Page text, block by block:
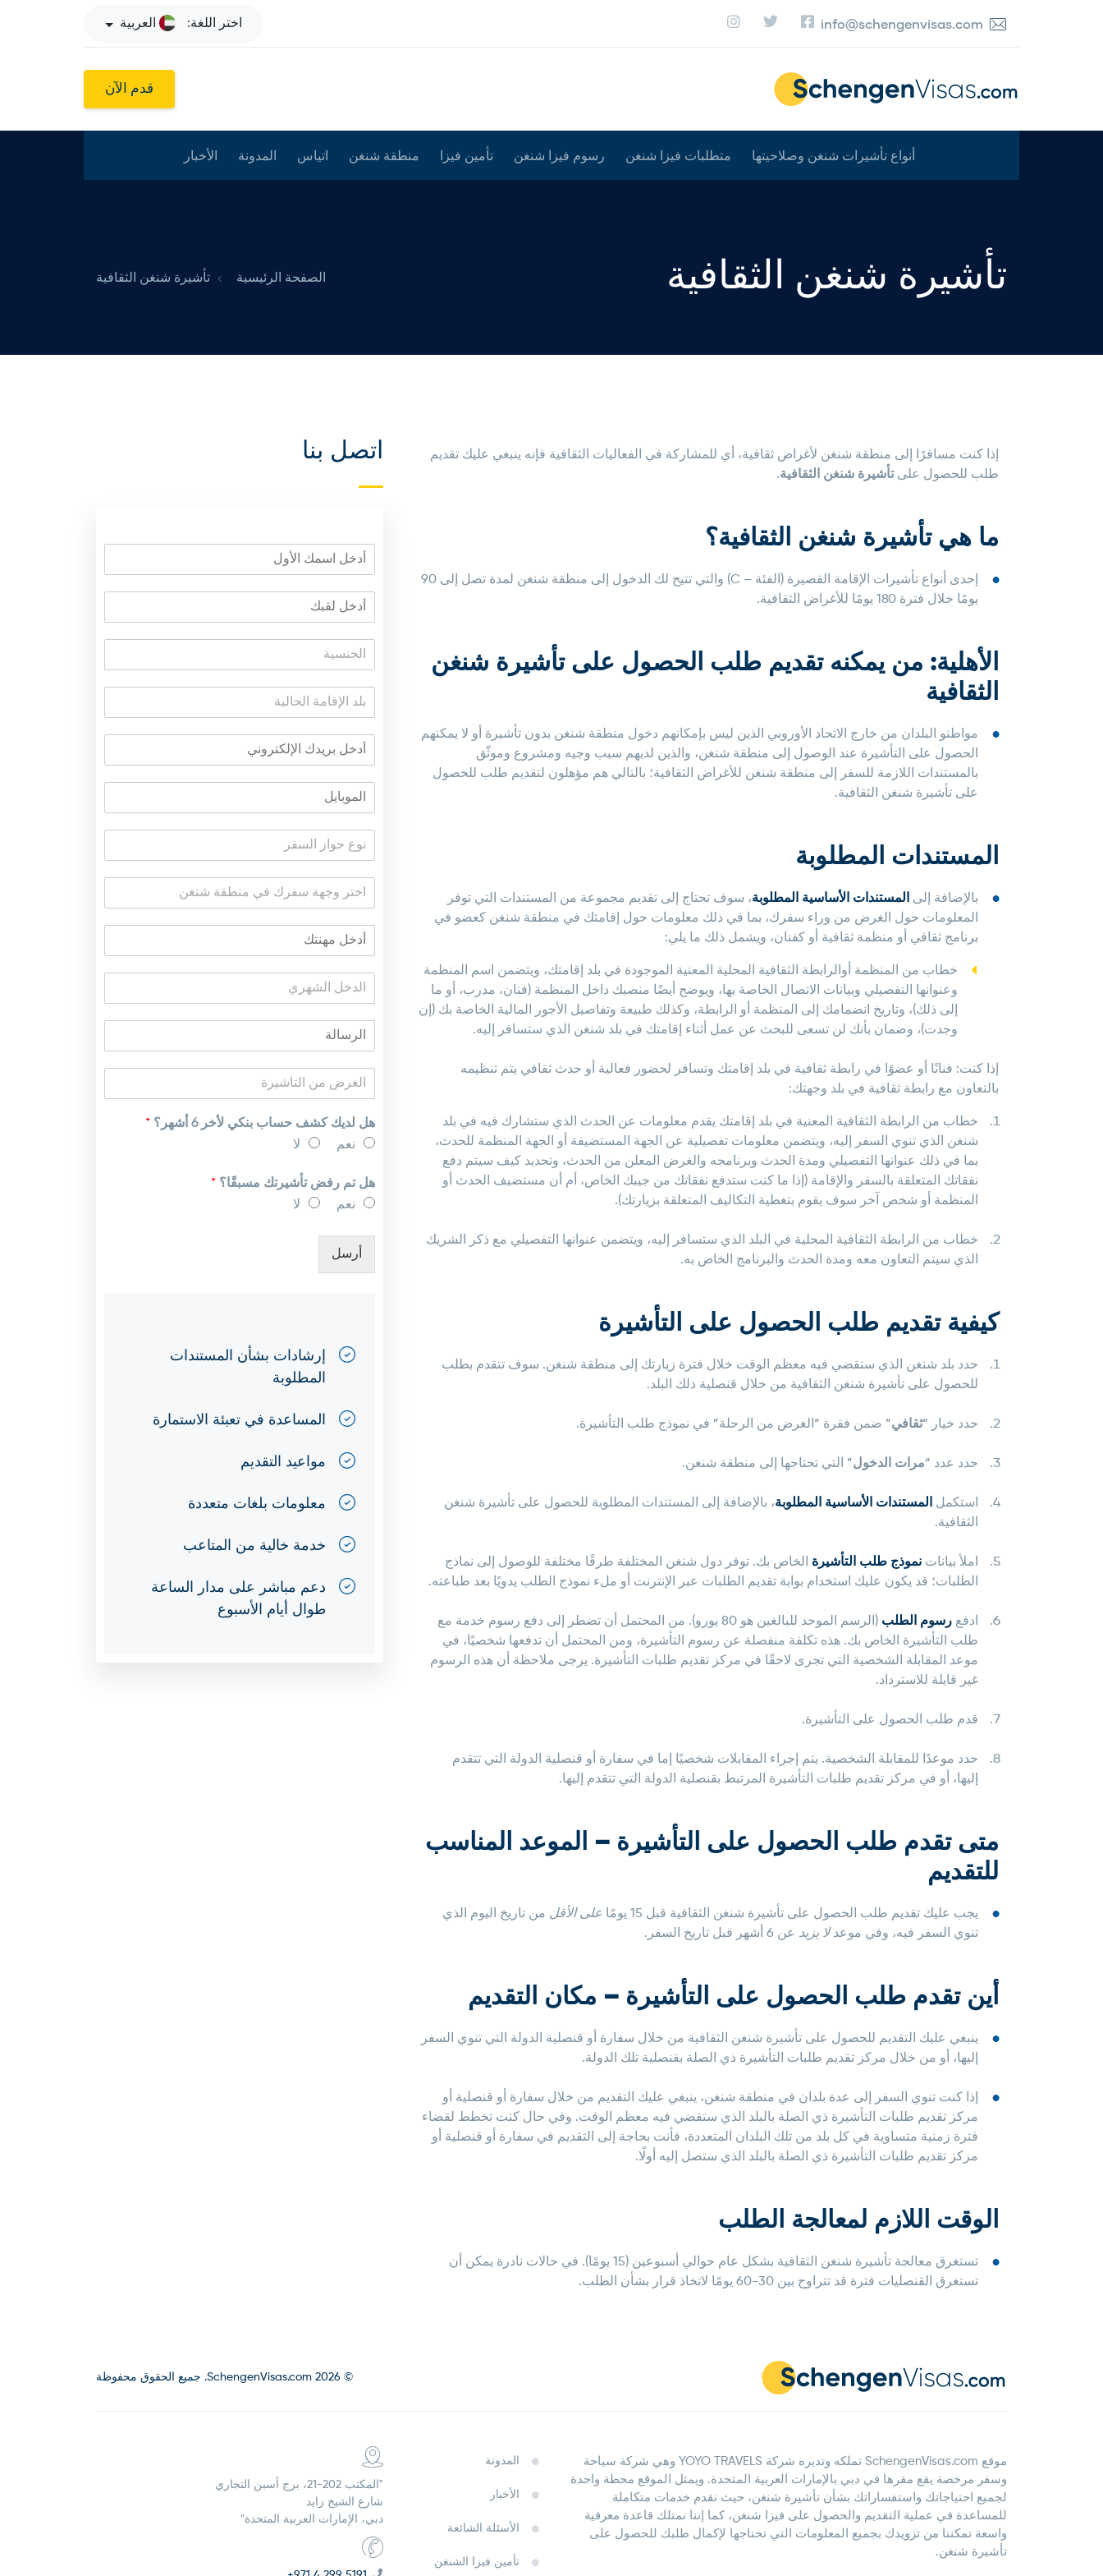
info@schengenvisas.com اختر اللغة: العربية
قدم الآن
أنواع تأشيرات شنغن وصلاحيتها متطلبات فيزا شنغن رسوم فيزا شنغن تأمين فيزا منطقة شنغن اتياس المدونة الأخبار
تأشيرة شنغن الثقافية الصفحة الرئيسية تأشيرة شنغن الثقافية
إذا كنت مسافرًا إلى منطقة شنغن لأغراض ثقافية، أي للمشاركة في الفعاليات الثقافية فإنه ينبغي عليك تقديم
طلب للحصول علىتأشيرة شنغن الثقافية.
ما هي تأشيرة شنغن الثقافية؟
إحدى أنواع تأشيرات الإقامة القصيرة (الفئة – C) والتي تتيح لك الدخول إلى منطقة شنغن لمدة تصل إلى 90
يومًا خلال فترة 180 يومًا للأغراض الثقافية.
الأهلية: من يمكنه تقديم طلب الحصول على تأشيرة شنغن
الثقافية
مواطنو البلدان من خارج الاتحاد الأوروبي الذين ليس بإمكانهم دخول منطقة شنغن بدون تأشيرة أو لا يمكنهم
الحصول على التأشيرة عند الوصول إلى منطقة شنغن، والذين لديهم سبب وجيه ومشروع وموثّق
بالمستندات اللازمة للسفر إلى منطقة شنغن للأغراض الثقافية؛ بالتالي هم مؤهلون لتقديم طلب للحصول
على تأشيرة شنغن الثقافية.
المستندات المطلوبة
بالإضافة إلى المستندات الأساسية المطلوبة، سوف تحتاج إلى تقديم مجموعة من المستندات التي توفر
المعلومات حول الغرض من وراء سفرك، بما في ذلك معلومات حول إقامتك في منطقة شنغن كعضو في
برنامج ثقافي أو منظمة ثقافية أو كفنان، ويشمل ذلك ما يلي:
خطاب من المنظمة أوالرابطة الثقافية المحلية المعنية الموجودة في بلد إقامتك، ويتضمن اسم المنظمة
وعنوانها التفصيلي وبيانات الاتصال الخاصة بها، ويوضح أيضًا منصبك داخل المنظمة (فنان، مدرب، أو ما
إلى ذلك)، وتاريخ انضمامك إلى المنظمة أو الرابطة، وكذلك طبيعة وتفاصيل الأجور المالية الخاصة بك (إن
وجدت)، وضمان بأنك لن تسعى للبحث عن عمل أثناء إقامتك في بلد شنغن الذي ستسافر إليه.
إذا كنت: فنانًا أو عضوًا في رابطة ثقافية في بلد إقامتك وتسافر لحضور فعالية أو حدث ثقافي يتم تنظيمه
بالتعاون مع رابطة ثقافية في بلد وجهتك:
خطاب من الرابطة الثقافية المعنية في بلد إقامتك يقدم معلومات عن الحدث الذي ستشارك فيه في بلد
شنغن الذي تنوي السفر إليه، ويتضمن معلومات تفصيلية عن الجهة المستضيفة أو الجهة المنظمة للحدث،
بما في ذلك عنوانها التفصيلي ومدة الحدث وبرنامجه والغرض المعلن من الحدث، وتحديد كيف سيتم دفع
نفقاتك المتعلقة بالسفر والإقامة (إذا ما كنت ستدفع نفقاتك من جيبك الخاص، أم أن مستضيف الحدث أو
المنظمة أو شخص آخر سوف يقوم بتغطية التكاليف المتعلقة بزيارتك).
خطاب من الرابطة الثقافية المحلية في البلد الذي ستسافر إليه، ويتضمن عنوانها التفصيلي مع ذكر الشريك
الذي سيتم التعاون معه ومدة الحدث والبرنامج الخاص به.
كيفية تقديم طلب الحصول على التأشيرة
حدد بلد شنغن الذي ستقضي فيه معظم الوقت خلال فترة زيارتك إلى منطقة شنغن. سوف تتقدم بطلب
للحصول على تأشيرة شنغن الثقافية من خلال قنصلية ذلك البلد.
حدد خيار “ثقافي” ضمن فقرة “الغرض من الرحلة” في نموذج طلب التأشيرة.
حدد عدد “مرات الدخول” التي تحتاجها إلى منطقة شنغن.
استكمل المستندات الأساسية المطلوبة، بالإضافة إلى المستندات المطلوبة للحصول على تأشيرة شنغن
الثقافية.
املأ بيانات نموذج طلب التأشيرة الخاص بك. توفر دول شنغن المختلفة طرقًا مختلفة للوصول إلى نماذج
الطلبات؛ قد يكون عليك استخدام بوابة تقديم الطلبات عبر الإنترنت أو ملء نموذج الطلب يدويًا بعد طباعته.
ادفع رسوم الطلب
(الرسم الموحد للبالغين هو 80 يورو). من المحتمل أن تضطر إلى دفع رسوم خدمة مع
طلب التأشيرة الخاص بك. هذه تكلفة منفصلة عن رسوم التأشيرة، ومن المحتمل أن تدفعها شخصيًا، في
موعد المقابلة الشخصية التي تجرى لاحقًا في مركز تقديم طلبات التأشيرة. يرجى ملاحظة أن هذه الرسوم
غير قابلة للاسترداد.
قدم طلب الحصول على التأشيرة.
حدد موعدًا للمقابلة الشخصية. يتم إجراء المقابلات شخصيًا إما في سفارة أو قنصلية الدولة التي تتقدم
إليها، أو في مركز تقديم طلبات التأشيرة المرتبط بقنصلية الدولة التي تتقدم إليها.
متى تقدم طلب الحصول على التأشيرة – الموعد المناسب
للتقديم
يجب عليك تقديم طلب الحصول على تأشيرة شنغن الثقافية قبل 15 يومًا على الأقل من تاريخ اليوم الذي
تنوي السفر فيه، وفي موعدلا يزيد عن 6 أشهر قبل تاريخ السفر.
أين تقدم طلب الحصول على التأشيرة – مكان التقديم
ينبغي عليك التقديم للحصول على تأشيرة شنغن الثقافية من خلال سفارة أو قنصلية الدولة التي تنوي السفر
إليها، أو من خلال مركز تقديم طلبات التأشيرة ذي الصلة بقنصلية تلك الدولة.
إذا كنت تنوي السفر إلى عدة بلدان في منطقة شنغن، ينبغي عليك التقديم من خلال سفارة أو قنصلية أو
مركز تقديم طلبات التأشيرة ذي الصلة بالبلد الذي ستقضي فيه معظم الوقت. وفي حال كنت تخطط لقضاء
فترة زمنية متساوية في كل بلد من تلك البلدان المتعددة، فأنت بحاجة إلى التقديم في سفارة أو قنصلية أو
مركز تقديم طلبات التأشيرة ذي الصلة بالبلد الذي ستصل إليه أولًا.
الوقت اللازم لمعالجة الطلب
تستغرق معالجة تأشيرة شنغن الثقافية بشكل عام حوالي أسبوعين (15 يومًا). في حالات نادرة يمكن أن
تستغرق القنصليات فترة قد تتراوح بين 30-60 يومًا لاتخاذ قرار بشأن الطلب.
اتصل بنا
هل لديك كشف حساب بنكي لأخر 6 أشهر؟
*
نعم
لا
هل تم رفض تأشيرتك مسبقًا؟ *
نعم
لا
أرسل
إرشادات بشأن المستندات
المطلوبة
المساعدة في تعبئة الاستمارة
مواعيد التقديم
معلومات بلغات متعددة
خدمة خالية من المتاعب
دعم مباشر على مدار الساعة
طوال أيام الأسبوع
© 2026 SchengenVisas.com. جميع الحقوق محفوظة
موقع SchengenVisas.com تملكه وتديره شركة YOYO TRAVELS وهي شركة سياحة
وسفر مرخصة يقع مقرها في دبي بالإمارات العربية المتحدة. ويمثل الموقع محطة واحدة
لجميع احتياجاتك واستفساراتك بشأن تأشيرة شنغن، حيث نقدم خدمات متكاملة
للمساعدة في عملية التقديم والحصول على فيزا شنغن، كما إننا نمتلك قاعدة معرفية
واسعة تمكننا من تزويدك بجميع المعلومات التي تحتاجها لإكمال طلبك للحصول على
تأشيرة شنغن.
المدونة
الأخبار
الأسئلة الشائعة
تأمين فيزا الشنغن
"المكتب 202-21، برج أسبن التجاري
شارع الشيخ زايد
دبي، الإمارات العربية المتحدة"